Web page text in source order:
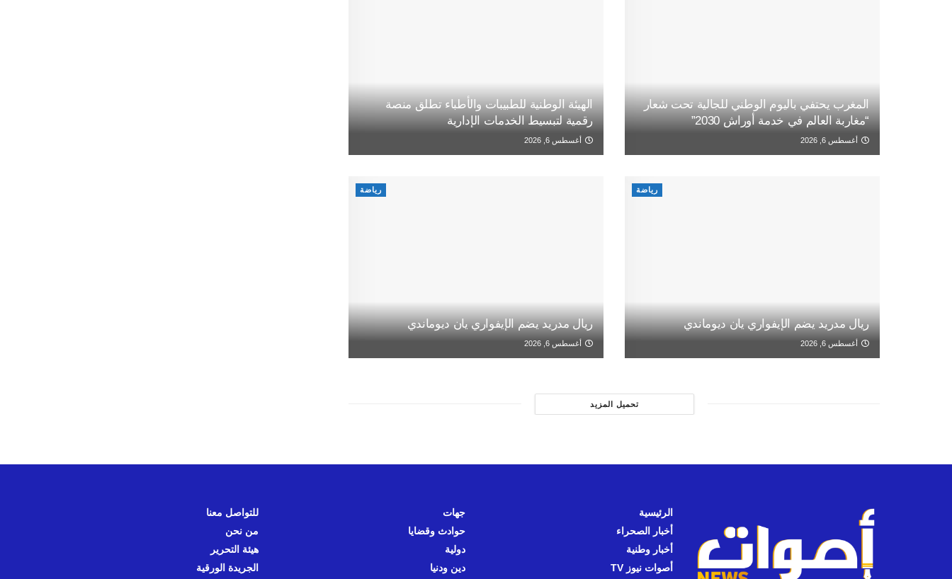
المغرب يحتفي باليوم الوطني للجالية تحت شعار
“مغاربة العالم في خدمة أوراش 2030”
أغسطس 6, 2026
الهيئة الوطنية للطبيبات والأطباء تطلق منصة
رقمية لتبسيط الخدمات الإدارية
أغسطس 6, 2026
رياضة
ريال مدريد يضم الإيفواري يان ديوماندي
أغسطس 6, 2026
رياضة
ريال مدريد يضم الإيفواري يان ديوماندي
أغسطس 6, 2026
تحميل المزيد
الرئيسية
أخبار الصحراء
أخبار وطنية
أصوات نيوز TV
جهات
حوادث وقضايا
دولية
دين ودنيا
للتواصل معنا
من نحن
هيئة التحرير
الجريدة الورقية